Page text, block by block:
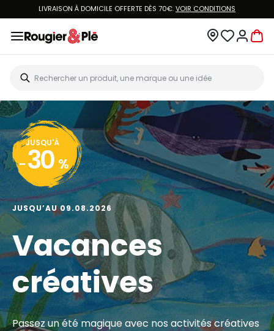
LIVRAISON À DOMICILE OFFERTE DÈS 70€.VOIR CONDITIONS
JUSQU'À
- 30 %
JUSQU’AU 09.08.2026
Vacances
créatives
Passez un été magique avec nos activités créatives